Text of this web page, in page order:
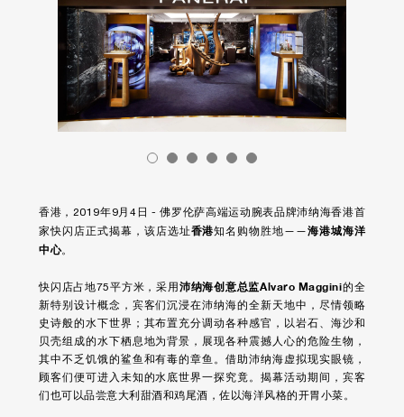
香港，2019年9月4日 - 佛罗伦萨高端运动腕表品牌沛纳海香港首
家快闪店正式揭幕，该店选址香港知名购物胜地——海港城海洋
中心。
快闪店占地75平方米，采用 沛纳海创意总监Alvaro Maggini的全
新特别设计概念，宾客们沉浸在沛纳海的全新天地中，尽情领略
史诗般的水下世界；其布置充分调动各种感官，以岩石、海沙和
贝壳组成的水下栖息地为背景，展现各种震撼人心的危险生物，
其中不乏饥饿的鲨鱼和有毒的章鱼。借助沛纳海虚拟现实眼镜，
顾客们便可进入未知的水底世界一探究竟。揭幕活动期间，宾客
们也可以品尝意大利甜酒和鸡尾酒，佐以海洋风格的开胃小菜。